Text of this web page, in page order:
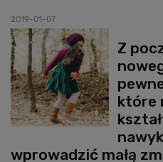
2019-01-07
Z
które
wprowadzić małą